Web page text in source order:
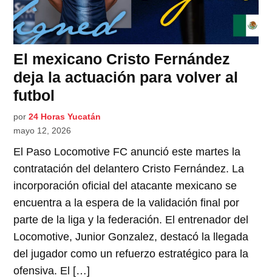
El mexicano Cristo Fernández
deja la actuación para volver al
futbol
por 24 Horas Yucatán
mayo 12, 2026
El Paso Locomotive FC anunció este martes la
contratación del delantero Cristo Fernández. La
incorporación oficial del atacante mexicano se
encuentra a la espera de la validación final por
parte de la liga y la federación. El entrenador del
Locomotive, Junior Gonzalez, destacó la llegada
del jugador como un refuerzo estratégico para la
ofensiva. El […]